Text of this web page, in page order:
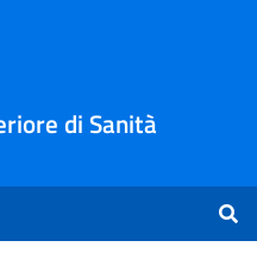
di Sanità